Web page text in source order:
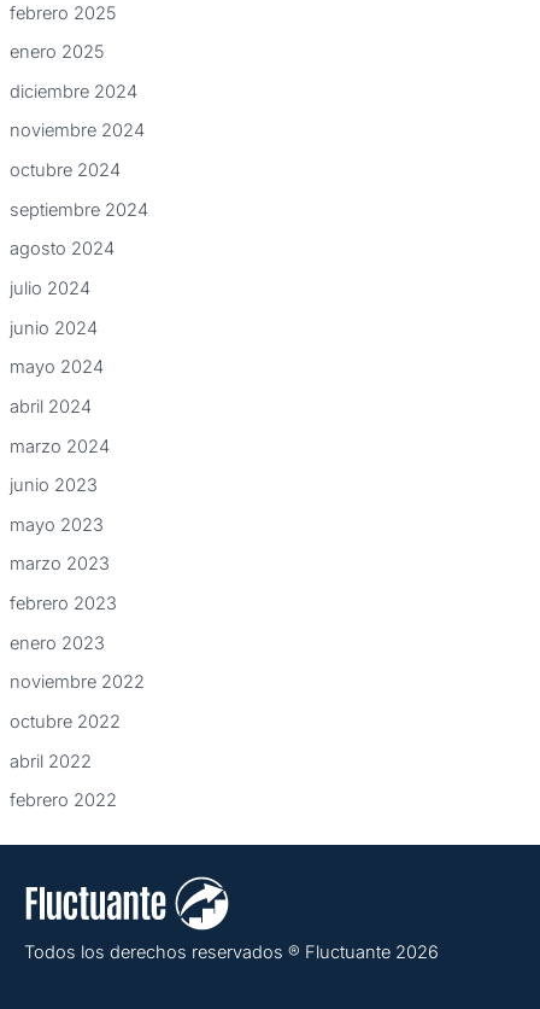
febrero 2025
enero 2025
diciembre 2024
noviembre 2024
octubre 2024
septiembre 2024
agosto 2024
julio 2024
junio 2024
mayo 2024
abril 2024
marzo 2024
junio 2023
mayo 2023
marzo 2023
febrero 2023
enero 2023
noviembre 2022
octubre 2022
abril 2022
febrero 2022
Todos los derechos reservados ® Fluctuante 2026